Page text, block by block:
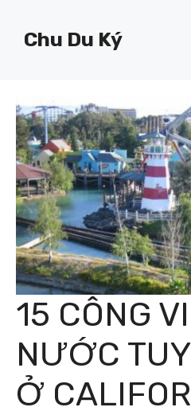
Chu Du Ký
15 CÔNG
NƯỚC
Ở